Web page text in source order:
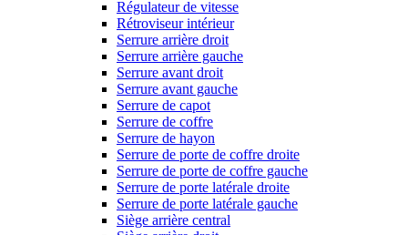
Régulateur de vitesse
Rétroviseur intérieur
Serrure arrière droit
Serrure arrière gauche
Serrure avant droit
Serrure avant gauche
Serrure de capot
Serrure de coffre
Serrure de hayon
Serrure de porte de coffre droite
Serrure de porte de coffre gauche
Serrure de porte latérale droite
Serrure de porte latérale gauche
Siège arrière central